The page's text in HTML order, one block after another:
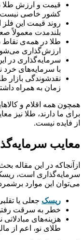
قیمت و ارزش طلا
کشور خاصی
روند قیمت این فلز
بلندمدت معمولاً
طلا در همه‌ی نقاط
ارزش‌گذاری
سرمایه‌‌‌‌‌‌‌‌‌‌‌‌‌‌‌‌‌‌‌‌‌‌‌‌‌‌‌‌‌‌‌‌‌‌‌‌‌‌‌‌‌‌‌‌‌‌‌‌‌‌‌‌‌‌‌‌‌‌‌‌‌‌‌‌‌‌‌‌‌‌‌‌‌‌‌‌‌‌‌‌گذاری در
با سرمایه‌‌‌‌‌‌‌‌‌‌‌‌‌‌‌‌‌‌‌‌‌‌‌‌‌‌‌‌‌‌‌‌‌‌‌‌‌‌‌‌‌‌‌‌‌‌‌‌‌‌‌‌‌‌‌‌‌‌‌‌‌‌‌‌‌‌‌‌‌‌‌‌‌‌‌‌‌‌‌‌های خرد
نقدشوندگی بازار
زمان به همراه
همچون همه اقلام و
برای ما دارند، طلا نیز
از فایده نیست.
معایب
ازآنجاکه در این مقاله
سرمایه‌گذاری است، ریسک
می‌توان این موارد
ریسک جعلی یا
خطر به سرقت
هزینه‌‌‌‌‌‌‌‌‌‌‌‌‌‌‌‌‌‌‌‌‌‌‌‌‌‌‌‌‌‌‌‌‌‌‌‌‌‌‌‌‌‌‌‌‌‌‌‌‌‌‌‌‌‌‌‌‌‌‌‌‌‌‌‌‌‌‌‌‌‌‌‌‌‌‌‌‌‌‌‌های
طلای نو، اعم از